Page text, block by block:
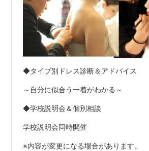
◆タイプ別ドレス診断＆アドバイス
～自分に似合う一着がわかる～
◆学校説明会＆個別相談
学校説明会同時開催
※内容が変更になる場合があります。